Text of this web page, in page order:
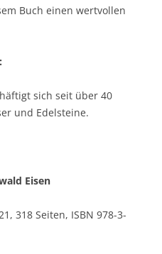
Buch einen wertvollen
sich seit über 40
und Edelsteine.
Eisen
318 Seiten, ISBN 978-3-